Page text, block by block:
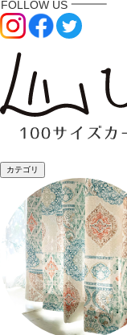
カテゴリ